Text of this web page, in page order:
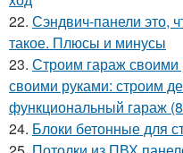
22. Сэндвич-панели это,
такое. Плюсы и минусы
23. Строим гараж своими
своими руками: строим
функциональный гараж
24. Блоки бетонные для